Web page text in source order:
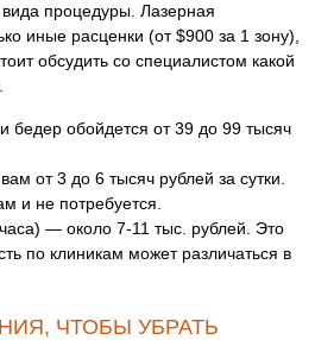
вида процедуры. Лазерная
иные расценки (от $900 за 1 зону),
обсудить со специалистом какой
бедер обойдется от 39 до 99 тысяч
от 3 до 6 тысяч рублей за сутки.
и не потребуется.
— около 7-11 тыс. рублей. Это
по клиникам может различаться в
ЧТОБЫ УБРАТЬ